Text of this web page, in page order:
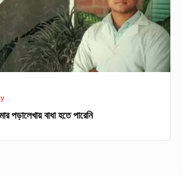
পড়ালেখায় বাধা হতে পারেনি